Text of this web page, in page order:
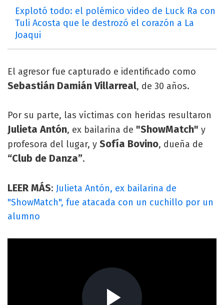
Explotó todo: el polémico video de Luck Ra con
Tuli Acosta que le destrozó el corazón a La
Joaqui
El agresor fue capturado e identificado como
Sebastián Damián Villarreal, de 30 años.
Por su parte, las víctimas con heridas resultaron
Julieta Antón, ex bailarina de "ShowMatch" y
profesora del lugar, y Sofía Bovino, dueña de
“Club de Danza”.
LEER MÁS: Julieta Antón, ex bailarina de
"ShowMatch", fue atacada con un cuchillo por un
alumno